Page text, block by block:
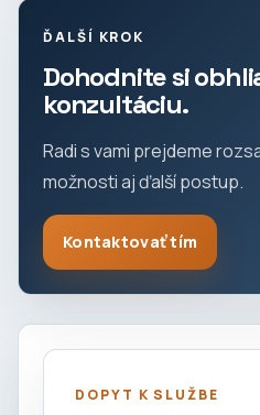
ĎALŠÍ KROK
Dohodnite si
konzultáciu.
Radi s vami prejdeme
možnosti aj ďalší postup.
Kontaktovať tím
DOPYT K SLUŽBE